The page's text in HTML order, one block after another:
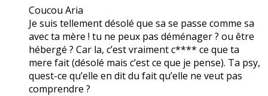
Coucou Aria
Je suis tellement désolé que sa se passe comme sa
avec ta mère ! tu ne peux pas déménager ? ou être
hébergé ? Car la, c’est vraiment c**** ce que ta
mere fait (désolé mais c’est ce que je pense). Ta psy,
quest-ce qu’elle en dit du fait qu’elle ne veut pas
comprendre ?